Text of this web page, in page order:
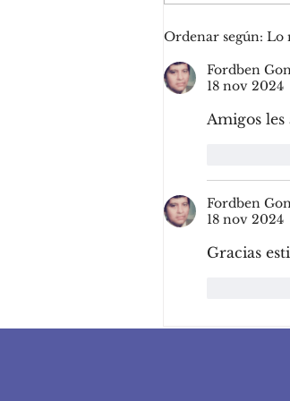
Cómo
negocio
dependa
redes: así
un sistema
para
Ordenar según: Lo
Fordben
18 nov 2024
Amigos
Fordben
18 nov 2024
Gracias